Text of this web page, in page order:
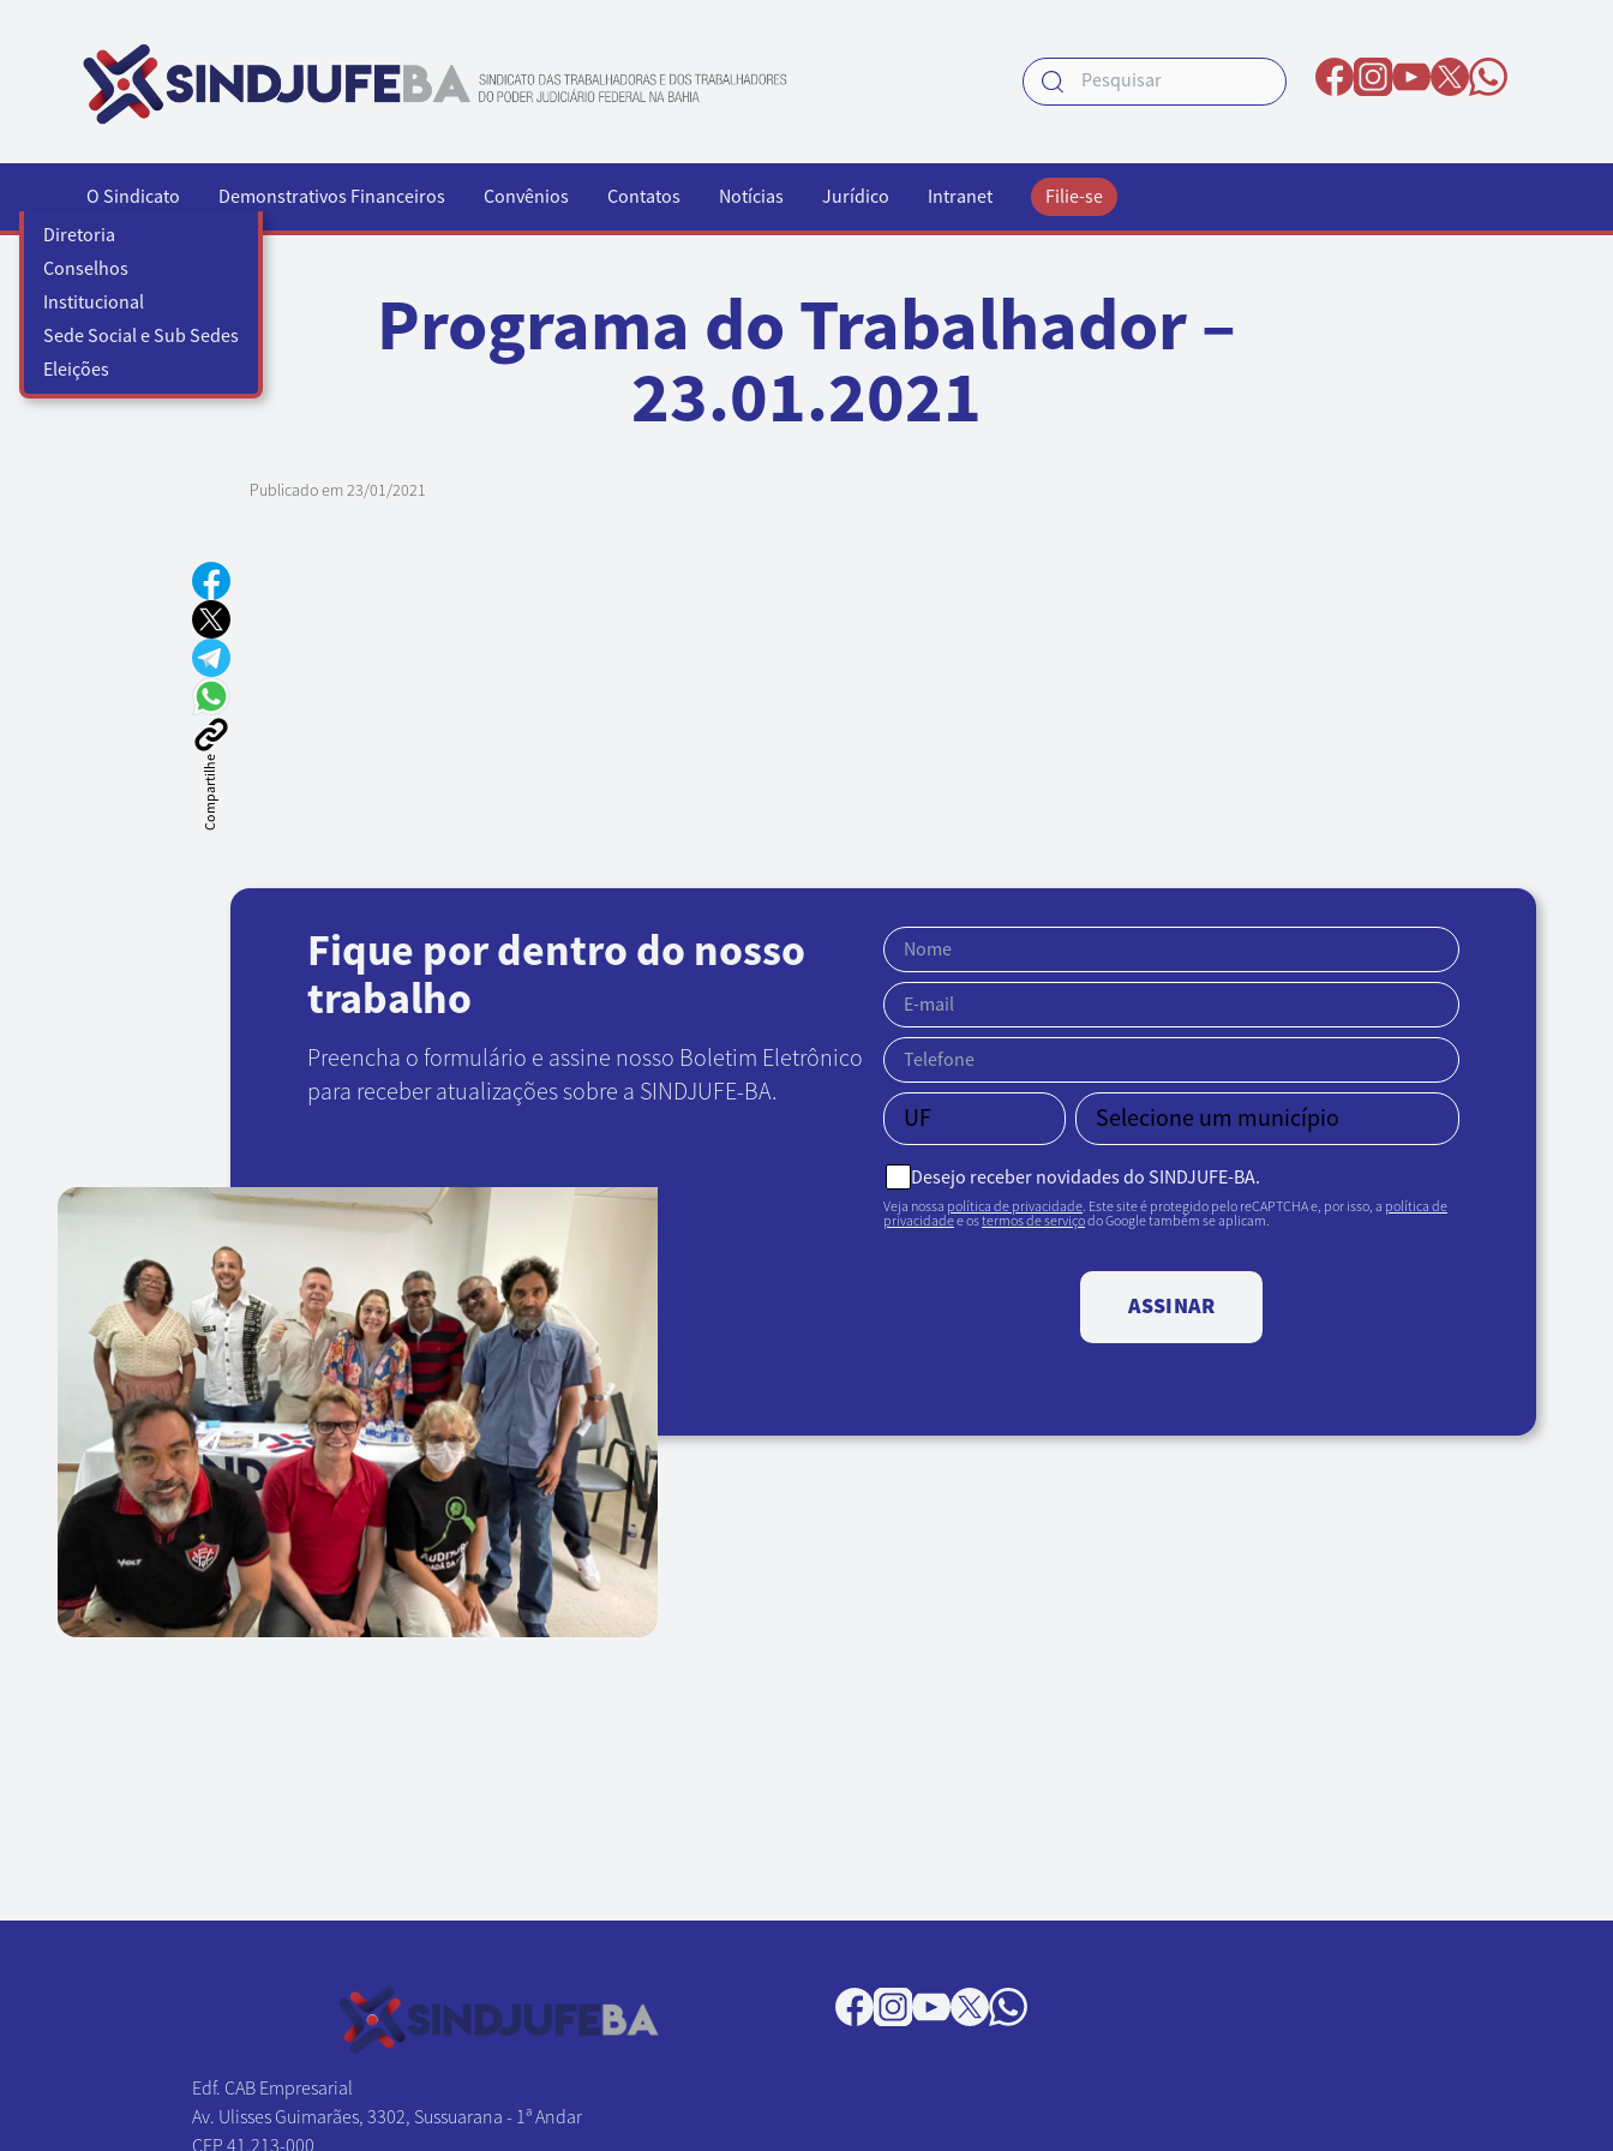
O Sindicato
Diretoria
Conselhos
Institucional
Sede Social e Sub Sedes
Eleições
Demonstrativos Financeiros Convênios Contatos Notícias Jurídico Intranet Filie-se
Programa do Trabalhador –
23.01.2021
Publicado em23/01/2021
Compartilhe
Fique por dentro do nosso
trabalho
Preencha o formulário e assine nosso Boletim Eletrônico
para receber atualizações sobre a SINDJUFE-BA.
Desejo receber novidades do SINDJUFE-BA.
Veja nossa política de privacidade. Este site é protegido pelo reCAPTCHA e, por isso, a política de
privacidadee ostermos de serviçodo Google também se aplicam.
ASSINAR
Edf. CAB Empresarial
Av. Ulisses Guimarães, 3302, Sussuarana - 1ª Andar
CEP 41.213-000